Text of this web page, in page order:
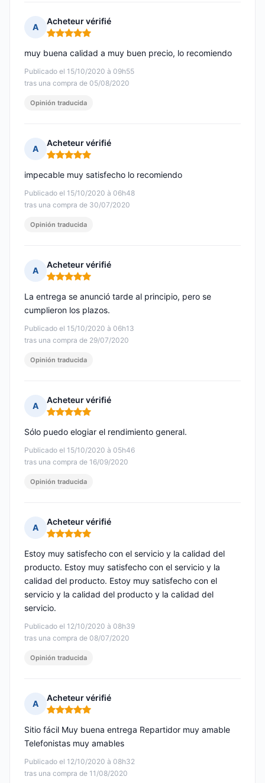
A
Acheteur vérifié
Nota: 5 de 5
Publicado el 15/10/2020 à 09h55
tras una compra de 05/08/2020
muy buena calidad a muy buen precio, lo recomiendo
Opinión traducida
A
Acheteur vérifié
Nota: 5 de 5
Publicado el 15/10/2020 à 06h48
tras una compra de 30/07/2020
impecable muy satisfecho lo recomiendo
Opinión traducida
A
Acheteur vérifié
Nota: 5 de 5
Publicado el 15/10/2020 à 06h13
tras una compra de 29/07/2020
La entrega se anunció tarde al principio, pero se
cumplieron los plazos.
Opinión traducida
A
Acheteur vérifié
Nota: 5 de 5
Publicado el 15/10/2020 à 05h46
tras una compra de 16/09/2020
Sólo puedo elogiar el rendimiento general.
Opinión traducida
A
Acheteur vérifié
Nota: 5 de 5
Publicado el 12/10/2020 à 08h39
tras una compra de 08/07/2020
Estoy muy satisfecho con el servicio y la calidad del
producto. Estoy muy satisfecho con el servicio y la
calidad del producto. Estoy muy satisfecho con el
servicio y la calidad del producto y la calidad del
servicio.
Opinión traducida
A
Acheteur vérifié
Nota: 5 de 5
Publicado el 12/10/2020 à 08h32
tras una compra de 11/08/2020
Sitio fácil Muy buena entrega Repartidor muy amable
Telefonistas muy amables